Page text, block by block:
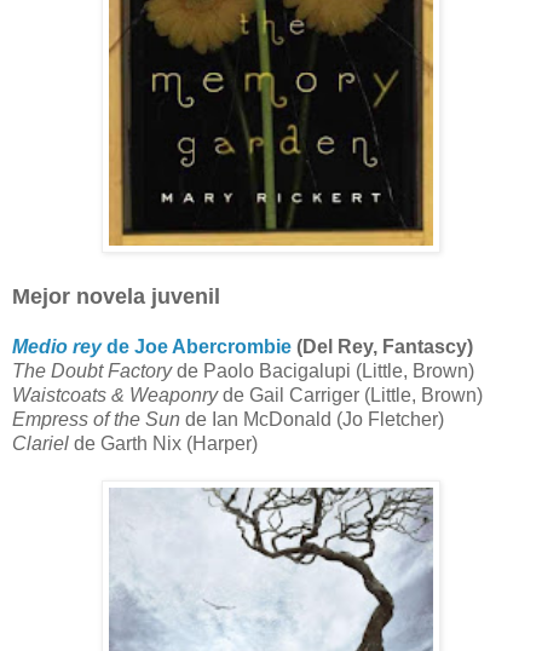
Mejor novela juvenil
Medio reyde Joe Abercrombie (Del Rey, Fantascy)
The Doubt Factoryde Paolo Bacigalupi (Little, Brown)
Waistcoats & Weaponryde Gail Carriger (Little, Brown)
Empress of the Sun de Ian McDonald (Jo Fletcher)
Clariel de Garth Nix (Harper)